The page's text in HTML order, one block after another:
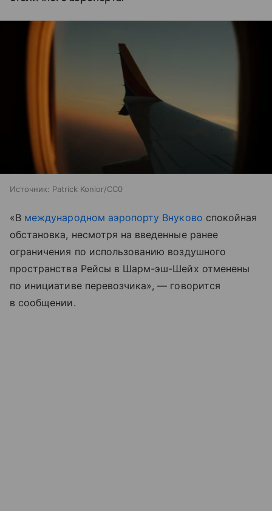
Источник: Patrick Konior/CC0
«В международном аэропорту Внуково спокойная
обстановка, несмотря на введенные ранее
ограничения по использованию воздушного
пространства Рейсы в Шарм-эш-Шейх отменены
по инициативе перевозчика», — говорится
в сообщении.